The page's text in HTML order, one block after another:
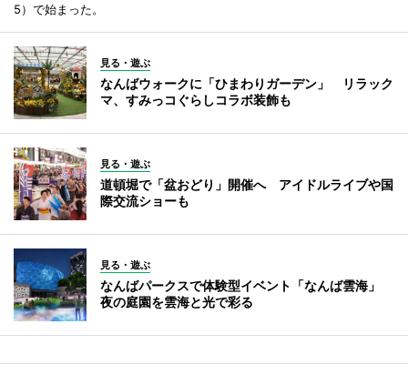
5）で始まった。
見る・遊ぶ
なんばウォークに「ひまわりガーデン」 リラック
マ、すみっコぐらしコラボ装飾も
見る・遊ぶ
道頓堀で「盆おどり」開催へ アイドルライブや国
際交流ショーも
見る・遊ぶ
なんばパークスで体験型イベント「なんば雲海」
夜の庭園を雲海と光で彩る